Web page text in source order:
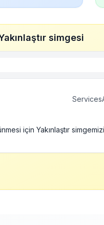
simgesi
Services
için Yakınlaştır